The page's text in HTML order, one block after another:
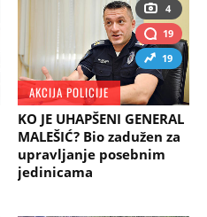
4
19
19
AKCIJA POLICIJE
KO JE UHAPŠENI GENERAL
MALEŠIĆ? Bio zadužen za
upravljanje posebnim
jedinicama